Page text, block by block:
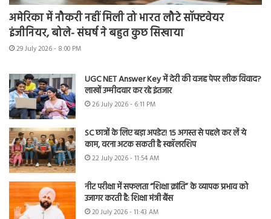
अमेरिका में नौकरी नहीं मिली तो भारत लौटे सॉफ्टवेयर
इंजीनियर, बोले- संघर्ष ने बहुत कुछ सिखाया
29 July 2026 - 8:00 PM
UGC NET Answer Key में देरी की वजह पेपर लीक विवाद?
लाखों उम्मीदवार कर रहे इंतजार
26 July 2026 - 6:11 PM
SC छात्रों के लिए बड़ा अपडेट! 15 अगस्त से पहले कर लें ये
काम, वरना अटक सकती है स्कॉलरशिप
22 July 2026 - 11:54 AM
नीट परीक्षा में सफलता “शिक्षा क्रांति” के व्यापक प्रभाव को
उजागर करती है: शिक्षा मंत्री बैंस
20 July 2026 - 11:43 AM